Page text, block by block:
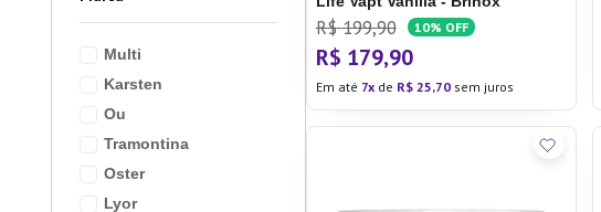
Panela de Pressão
Fruteira
Ver mais 13
Multi
Karsten
Ou
Tramontina
Oster
Lyor
R$ 199,90 10% OFF
R$ 179,90
Em até 7 de R$ 25,70sem juros